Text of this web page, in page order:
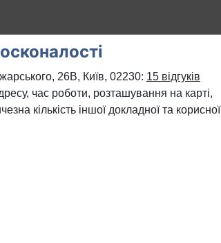
26В, Київ, 02230: 15 відгуків
час роботи, розташування на карті,
кількість іншої докладної та корисної